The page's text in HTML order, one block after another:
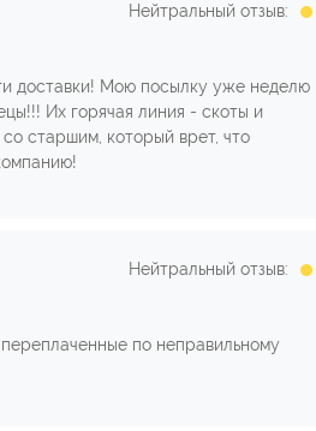
Нейтральный отзыв:
доставки! Мою посылку уже неделю
Их горячая линия - скоты и
старшим, который врет, что
Нейтральный отзыв:
по неправильному